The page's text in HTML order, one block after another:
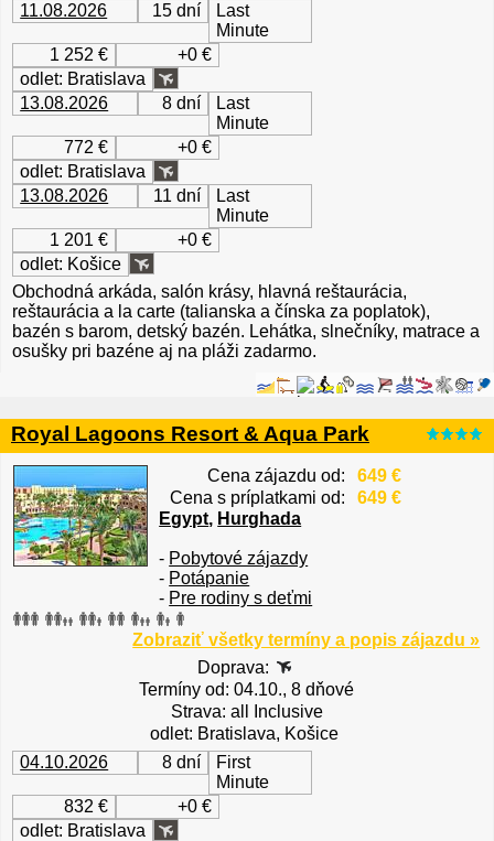
11.08.2026
15 dní
Last
Minute
1 252 €
+0 €
odlet: Bratislava
13.08.2026
8 dní
Last
Minute
772 €
+0 €
odlet: Bratislava
13.08.2026
11 dní
Last
Minute
1 201 €
+0 €
odlet: Košice
Obchodná arkáda, salón krásy, hlavná reštaurácia,
reštaurácia a la carte (talianska a čínska za poplatok),
bazén s barom, detský bazén. Lehátka, slnečníky, matrace a
osušky pri bazéne aj na pláži zadarmo.
Royal Lagoons Resort & Aqua Park
Cena zájazdu od:
649 €
Cena s príplatkami od:
649 €
Egypt, Hurghada
- Pobytové zájazdy
- Potápanie
- Pre rodiny s deťmi
Zobraziť všetky termíny a popis zájazdu »
Doprava:
Termíny od: 04.10., 8 dňové
Strava: all Inclusive
odlet: Bratislava, Košice
04.10.2026
8 dní
First
Minute
832 €
+0 €
odlet: Bratislava